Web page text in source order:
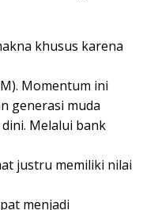
khusus karena
Momentum ini
generasi muda
Melalui bank
justru memiliki nilai
menjadi